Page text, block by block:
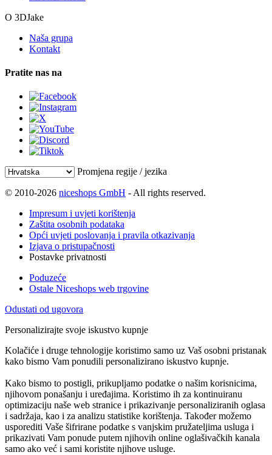
O 3DJake
Naša grupa
Kontakt
Pratite nas na
Promjena regije / jezika
© 2010-2026 niceshops GmbH - All rights reserved.
Impresum i uvjeti korištenja
Zaštita osobnih podataka
Opći uvjeti poslovanja i pravila otkazivanja
Izjava o pristupačnosti
Postavke privatnosti
Poduzeće
Ostale Niceshops web trgovine
Odustati od ugovora
Personalizirajte svoje iskustvo kupnje
Kolačiće i druge tehnologije koristimo samo uz Vaš osobni pristanak
kako bismo Vam ponudili personalizirano iskustvo kupnje.
Kako bismo to postigli, prikupljamo podatke o našim korisnicima,
njihovom ponašanju i uređajima. Koristimo ih za kontinuiranu
optimizaciju naše web stranice i prikazivanje personaliziranih oglasa
i sadržaja, kao i za analizu statistike korištenja. Također možemo
usporediti Vaše šifrirane podatke s vanjskim pružateljima usluga i
prikazivati Vam ponude putem njihovih online oglašivačkih kanala
samo ako već i sami koristite njihove usluge.